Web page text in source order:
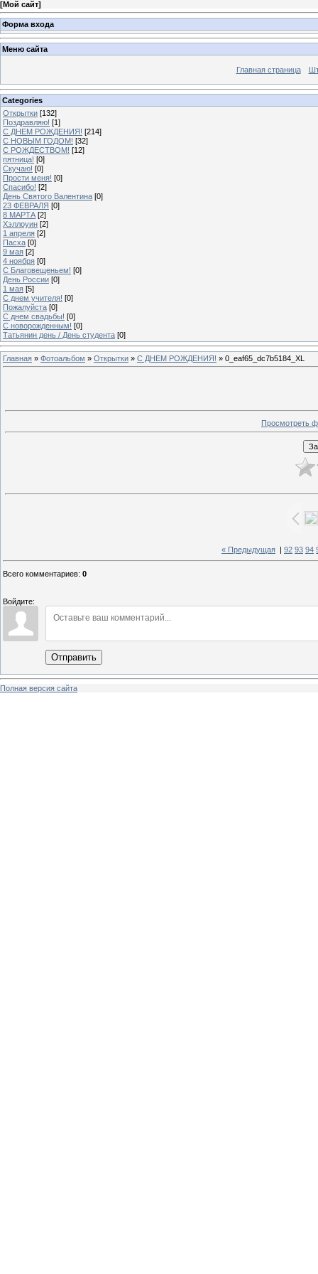
[Мой сайт]
Форма входа
Меню сайта
Главная страница
Categories
Открытки [132]
Поздравляю! [1]
С ДНЕМ РОЖДЕНИЯ! [214]
С НОВЫМ ГОДОМ! [32]
С РОЖДЕСТВОМ! [12]
пятница! [0]
Скучаю! [0]
Прости меня! [0]
Спасибо! [2]
День Святого Валентина [0]
23 ФЕВРАЛЯ [0]
8 МАРТА [2]
Хэллоуин [2]
1 апреля [2]
Пасха [0]
9 мая [2]
4 ноября [0]
C Благовещеньем! [0]
День России [0]
1 мая [5]
С днем учителя! [0]
Пожалуйста [0]
С днем свадьбы! [0]
C новорожденным! [0]
Татьянин день / День студента [0]
Главная » Фотоальбом » Открытки » С ДНЕМ РОЖДЕНИЯ! » 0_eaf65_dc7b5184_XL
Просмотреть
« Предыдущая 92 93 94
Всего комментариев: 0
Войдите:
Отправить
Полная версия сайта